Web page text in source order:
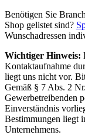
Benötigen Sie
Shop gelistet sind?
Wunschadressen
Wichtiger Hinweis:
Kontaktaufnahme
liegt uns nicht vor.
Gemäß § 7 Abs. 2
Gewerbetreibenden
Einverständnis
Bestimmungen liegt
Unternehmens.